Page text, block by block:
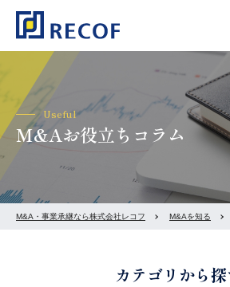
Useful
M&Aお役立ちコラム
M&A・事業承継なら株式会社レコフ M&Aを知る
カテゴリから探